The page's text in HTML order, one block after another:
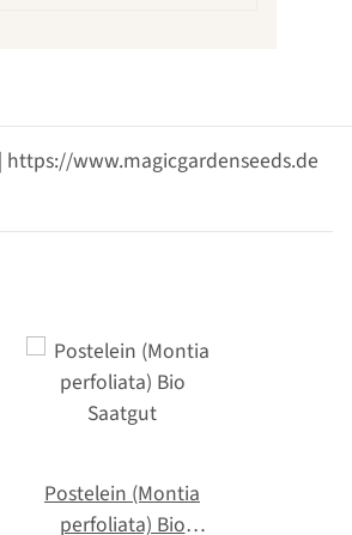
https://www.magicgardenseeds.de
Postelein (Montia
perfoliata) Bio